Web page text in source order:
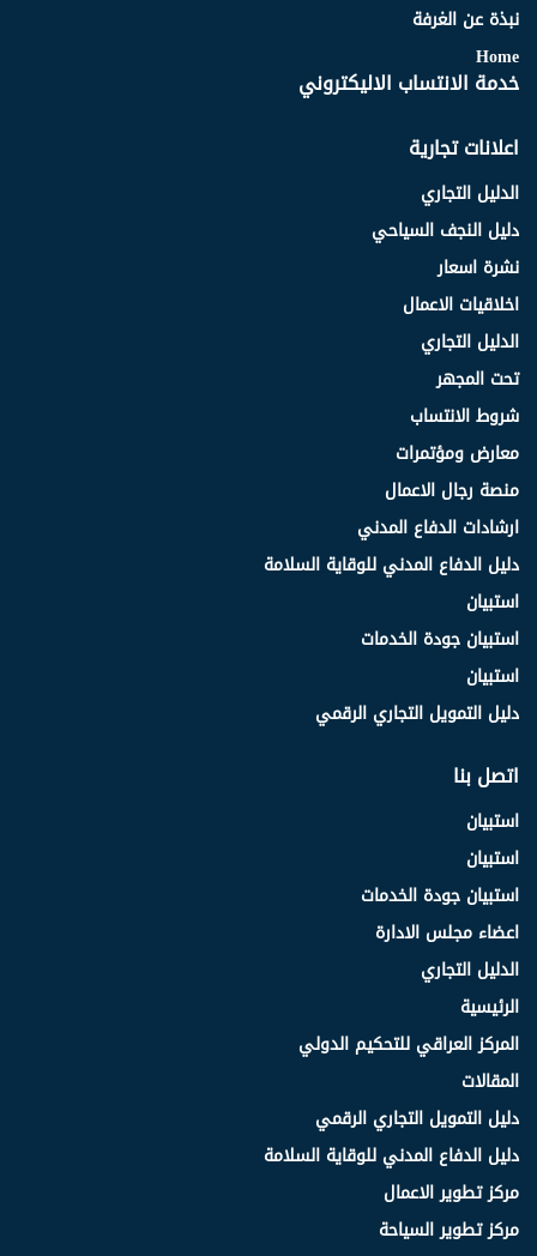
نبذة عن الغرفة
Home
خدمة الانتساب الاليكتروني
اعلانات تجارية
الدليل التجاري
دليل النجف السياحي
نشرة اسعار
اخلاقيات الاعمال
الدليل التجاري
تحت المجهر
شروط الانتساب
معارض ومؤتمرات
منصة رجال الاعمال
ارشادات الدفاع المدني
دليل الدفاع المدني للوقاية السلامة
استبيان
استبيان جودة الخدمات
استبيان
دليل التمويل التجاري الرقمي
اتصل بنا
استبيان
استبيان
استبيان جودة الخدمات
اعضاء مجلس الادارة
الدليل التجاري
الرئيسية
المركز العراقي للتحكيم الدولي
المقالات
دليل التمويل التجاري الرقمي
دليل الدفاع المدني للوقاية السلامة
مركز تطوير الاعمال
مركز تطوير السياحة